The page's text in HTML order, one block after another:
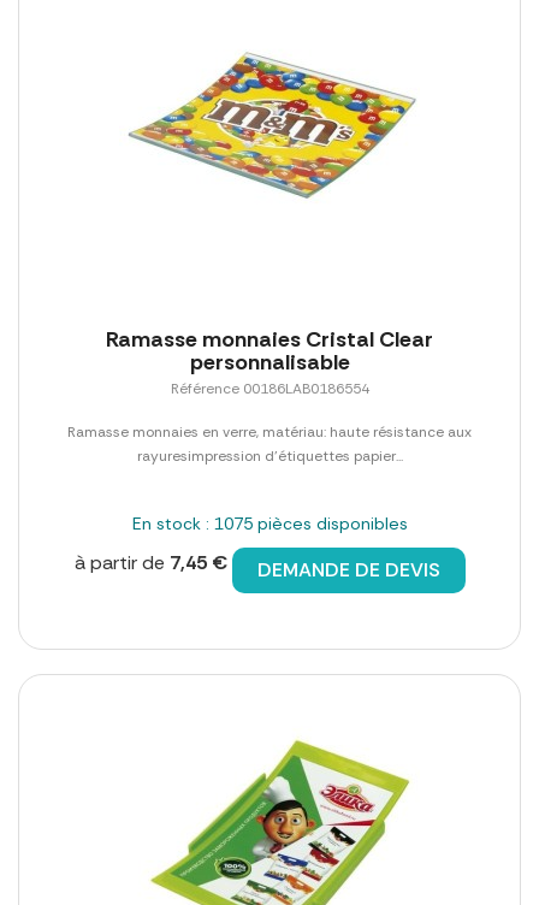
Ramasse monnaies Cristal Clear
personnalisable
Référence 00186LAB0186554
Ramasse monnaies en verre, matériau: haute résistance aux
rayuresimpression d'étiquettes papier...
En stock : 1075 pièces disponibles
à partir de 7,45 € DEMANDE DE DEVIS